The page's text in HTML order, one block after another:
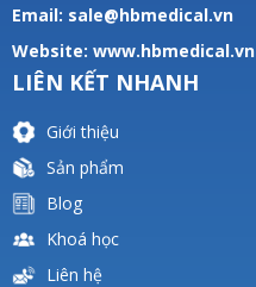
Email: sale@hbmedical.vn
Website: www.hbmedical.vn
LIÊN KẾT NHANH
Giới thiệu
Sản phẩm
Blog
Khoá học
Liên hệ